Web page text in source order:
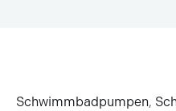
Schwimmbadpumpen,